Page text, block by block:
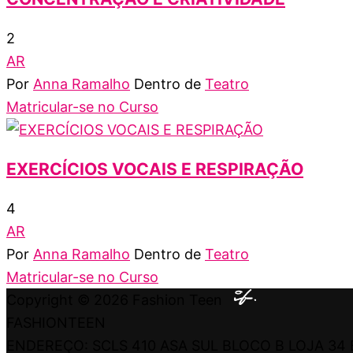
2
AR
Por Anna Ramalho Dentro de Teatro
Matricular-se no Curso
EXERCÍCIOS VOCAIS E RESPIRAÇÃO
4
AR
Por Anna Ramalho Dentro de Teatro
Matricular-se no Curso